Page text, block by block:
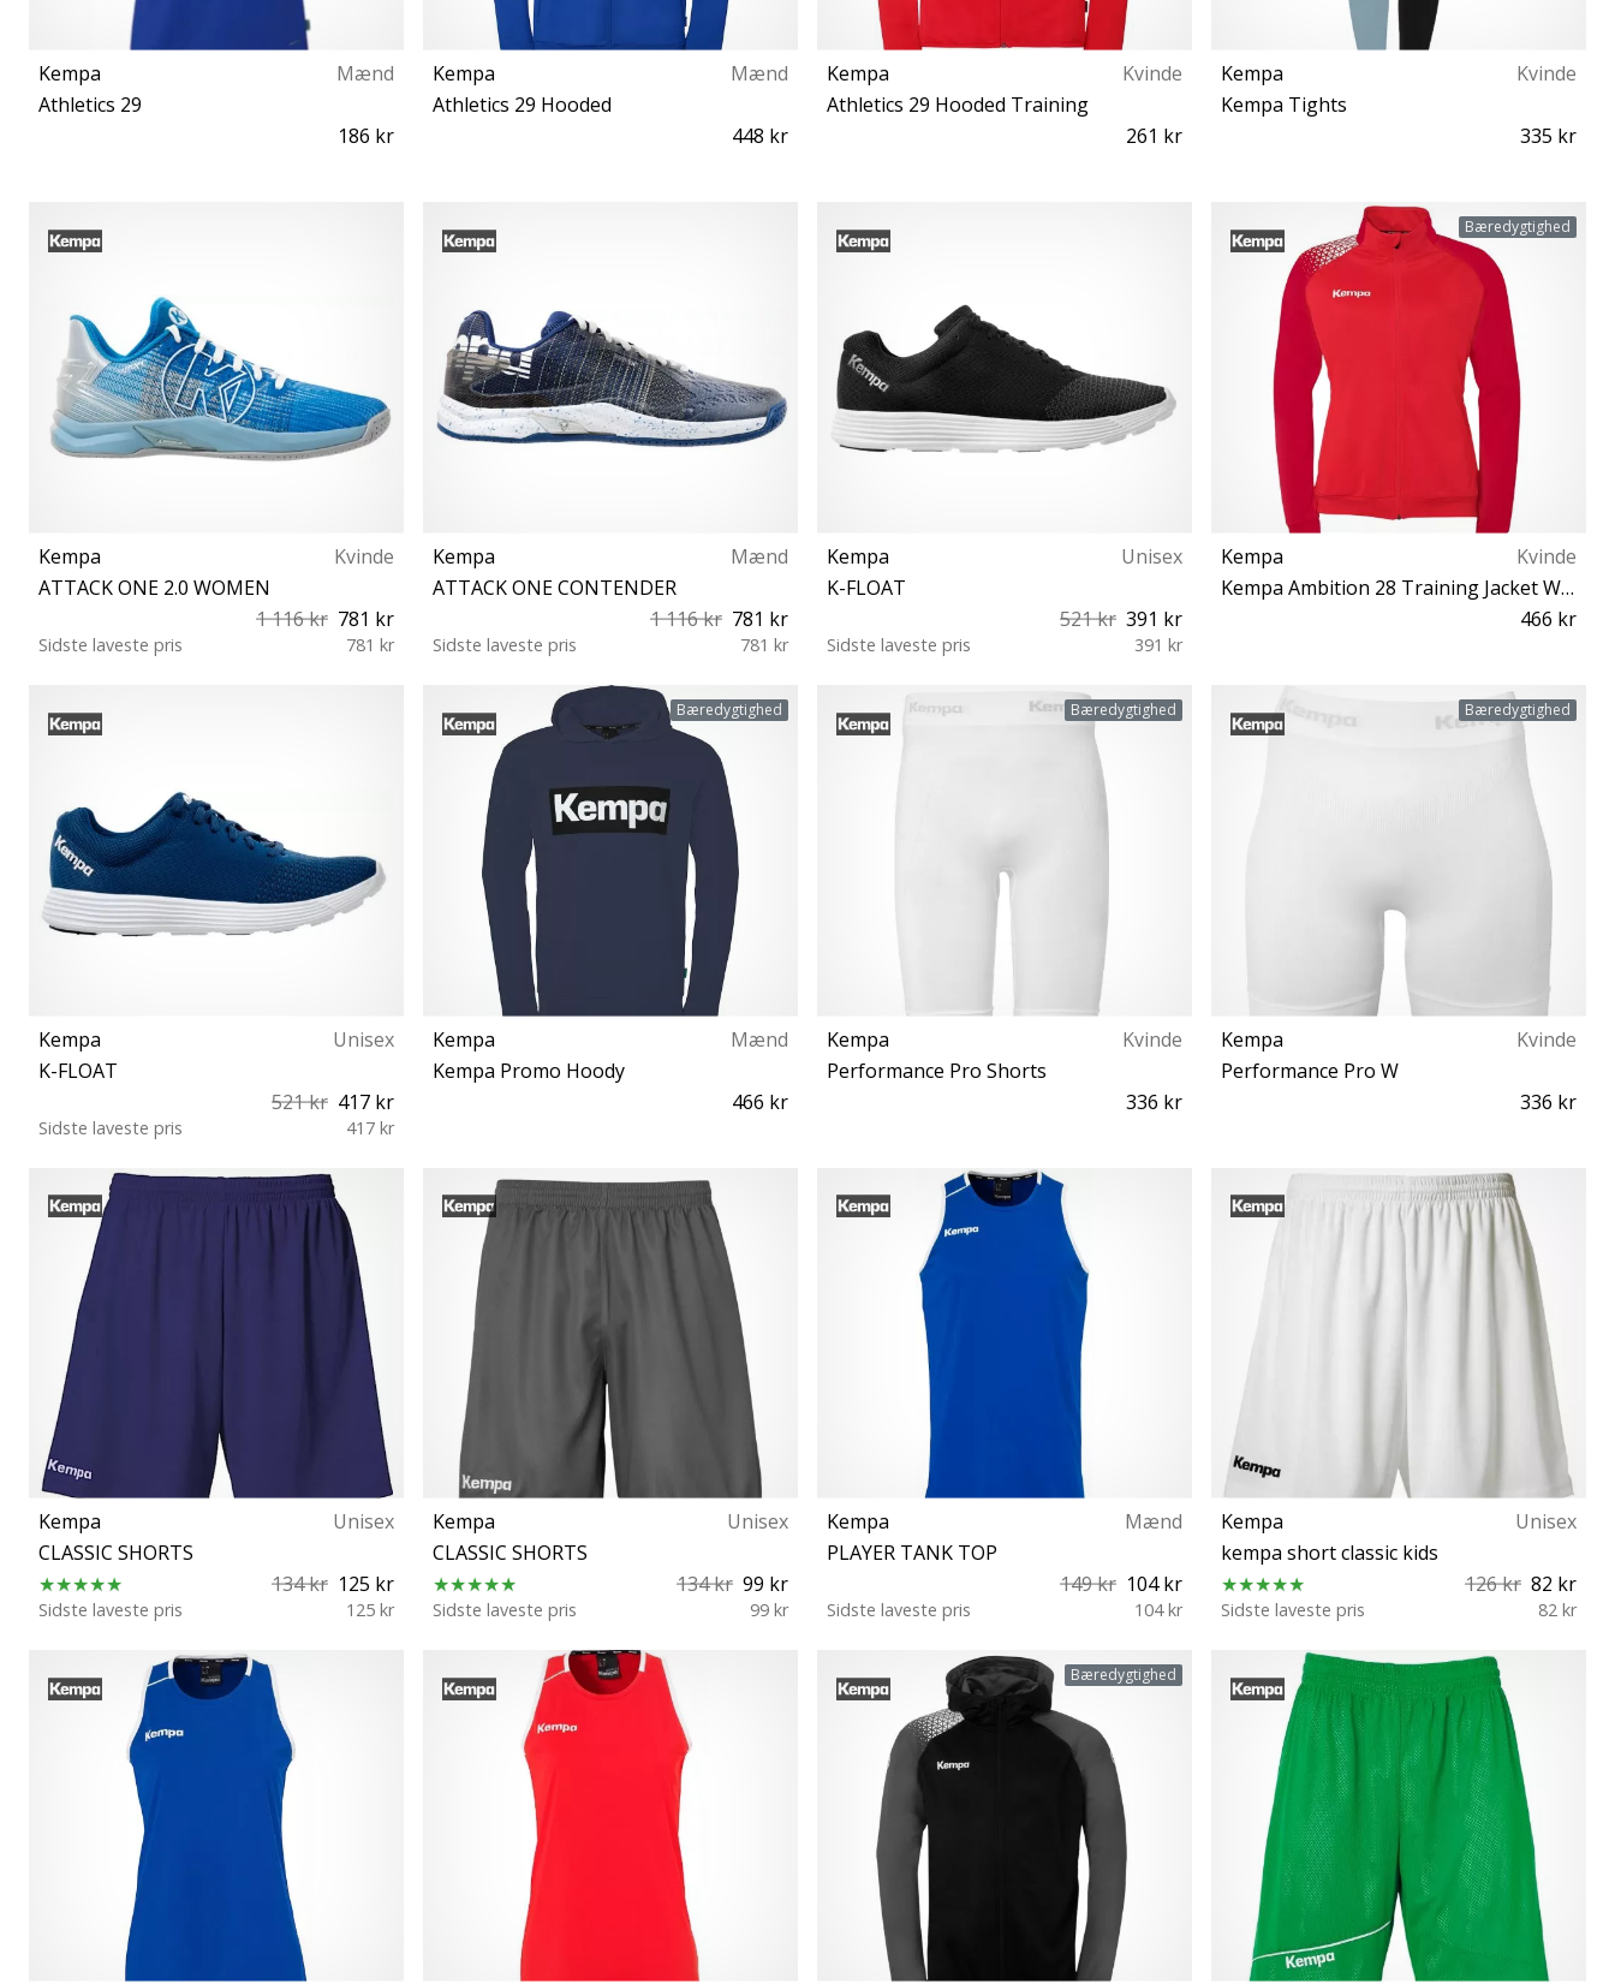
Kempa
Mænd
Athletics 29
186 kr
Kempa
Mænd
Athletics 29 Hooded
448 kr
Kempa
Kvinde
Athletics 29 Hooded Training
261 kr
Kempa
Kvinde
Kempa Tights
335 kr
XS L XL XXL
Kempa
Kvinde
ATTACK ONE 2.0 WOMEN
1 116 kr 781 kr
Sidste laveste pris 781 kr
Kempa
Mænd
ATTACK ONE CONTENDER
1 116 kr 781 kr
Sidste laveste pris 781 kr
39½ 41 44 47
Kempa
Unisex
K-FLOAT
521 kr 391 kr
Sidste laveste pris 391 kr
Bæredygtighed
Kempa
Kvinde
Kempa Ambition 28 Training Jacket Women
466 kr
Kempa
Unisex
K-FLOAT
521 kr 417 kr
Sidste laveste pris 417 kr
Bæredygtighed
Kempa
Mænd
Kempa Promo Hoody
466 kr
S
Bæredygtighed
Kempa
Kvinde
Performance Pro Shorts
336 kr
S
Bæredygtighed
Kempa
Kvinde
Performance Pro W
336 kr
XS S M L XL
Kempa
Unisex
CLASSIC SHORTS
134 kr 125 kr
Sidste laveste pris 125 kr
XXS/XS 164
Kempa
Unisex
CLASSIC SHORTS
134 kr 99 kr
Sidste laveste pris 99 kr
XXS (111-116 cm)
Kempa
Mænd
PLAYER TANK TOP
149 kr 104 kr
Sidste laveste pris 104 kr
S (135-140 cm) M (147-152 cm) M XL XXL
Kempa
Unisex
kempa short classic kids
126 kr 82 kr
Sidste laveste pris 82 kr
3XS XXL
Bæredygtighed